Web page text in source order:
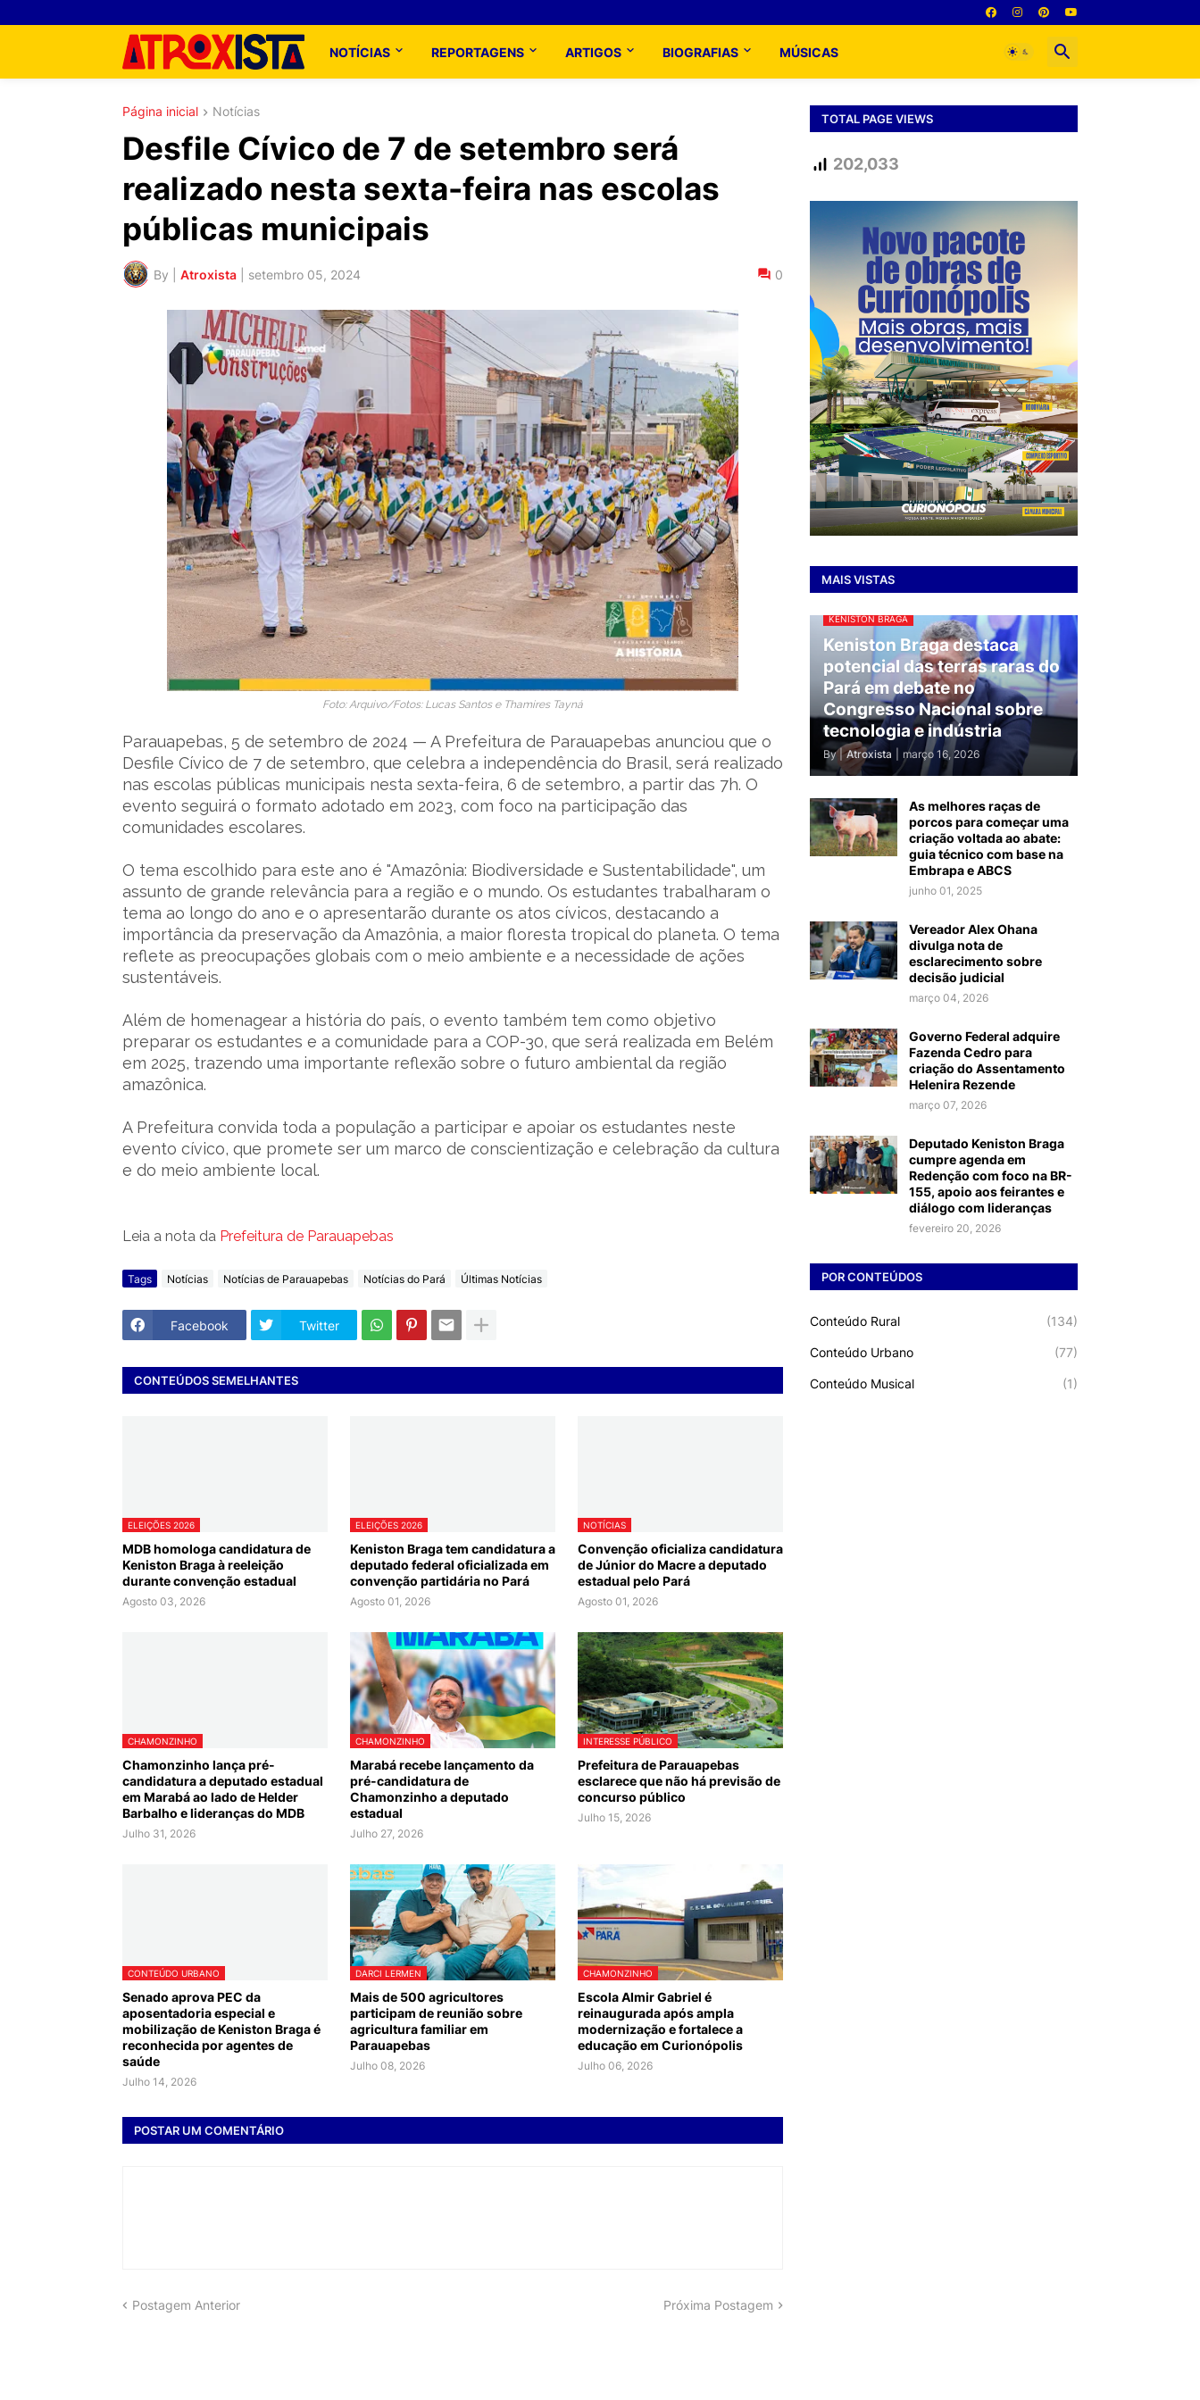
NOTÍCIAS REPORTAGENS ARTIGOS BIOGRAFIAS MÚSICAS
Página inicial Notícias
Desfile Cívico de 7 de setembro será
realizado nesta sexta-feira nas escolas
públicas municipais
By | Atroxista setembro 05, 2024 0
Foto: Arquivo/Fotos: Lucas Santos e Thamires Tayná
Parauapebas, 5 de setembro de 2024 — A Prefeitura de Parauapebas anunciou que o
Desfile Cívico de 7 de setembro, que celebra a independência do Brasil, será realizado
nas escolas públicas municipais nesta sexta-feira, 6 de setembro, a partir das 7h. O
evento seguirá o formato adotado em 2023, com foco na participação das
comunidades escolares.
O tema escolhido para este ano é "Amazônia: Biodiversidade e Sustentabilidade", um
assunto de grande relevância para a região e o mundo. Os estudantes trabalharam o
tema ao longo do ano e o apresentarão durante os atos cívicos, destacando a
importância da preservação da Amazônia, a maior floresta tropical do planeta. O tema
reflete as preocupações globais com o meio ambiente e a necessidade de ações
sustentáveis.
Além de homenagear a história do país, o evento também tem como objetivo
preparar os estudantes e a comunidade para a COP-30, que será realizada em Belém
em 2025, trazendo uma importante reflexão sobre o futuro ambiental da região
amazônica.
A Prefeitura convida toda a população a participar e apoiar os estudantes neste
evento cívico, que promete ser um marco de conscientização e celebração da cultura
e do meio ambiente local.
Leia a nota da Prefeitura de Parauapebas
Tags Notícias Notícias de Parauapebas Notícias do Pará Últimas Notícias
Facebook Twitter
CONTEÚDOS SEMELHANTES
ELEIÇÕES 2026
MDB homologa candidatura de
Keniston Braga à reeleição
durante convenção estadual
Agosto 03, 2026
ELEIÇÕES 2026
Keniston Braga tem candidatura a
deputado federal oficializada em
convenção partidária no Pará
Agosto 01, 2026
NOTÍCIAS
Convenção oficializa candidatura
de Júnior do Macre a deputado
estadual pelo Pará
Agosto 01, 2026
CHAMONZINHO
Chamonzinho lança pré-
candidatura a deputado estadual
em Marabá ao lado de Helder
Barbalho e lideranças do MDB
Julho 31, 2026
CHAMONZINHO
Marabá recebe lançamento da
pré-candidatura de
Chamonzinho a deputado
estadual
Julho 27, 2026
INTERESSE PÚBLICO
Prefeitura de Parauapebas
esclarece que não há previsão de
concurso público
Julho 15, 2026
CONTEÚDO URBANO
Senado aprova PEC da
aposentadoria especial e
mobilização de Keniston Braga é
reconhecida por agentes de
saúde
Julho 14, 2026
DARCI LERMEN
Mais de 500 agricultores
participam de reunião sobre
agricultura familiar em
Parauapebas
Julho 08, 2026
CHAMONZINHO
Escola Almir Gabriel é
reinaugurada após ampla
modernização e fortalece a
educação em Curionópolis
Julho 06, 2026
POSTAR UM COMENTÁRIO
Postagem Anterior Próxima Postagem
TOTAL PAGE VIEWS
202,033
MAIS VISTAS
KENISTON BRAGA
Keniston Braga destaca
potencial das terras raras do
Pará em debate no
Congresso Nacional sobre
tecnologia e indústria
By | Atroxista março 16, 2026
As melhores raças de
porcos para começar uma
criação voltada ao abate:
guia técnico com base na
Embrapa e ABCS
junho 01, 2025
Vereador Alex Ohana
divulga nota de
esclarecimento sobre
decisão judicial
março 04, 2026
Governo Federal adquire
Fazenda Cedro para
criação do Assentamento
Helenira Rezende
março 07, 2026
Deputado Keniston Braga
cumpre agenda em
Redenção com foco na BR-
155, apoio aos feirantes e
diálogo com lideranças
fevereiro 20, 2026
POR CONTEÚDOS
Conteúdo Rural (134)
Conteúdo Urbano (77)
Conteúdo Musical (1)